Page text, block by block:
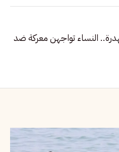
النساء تواجهن معركة ضد